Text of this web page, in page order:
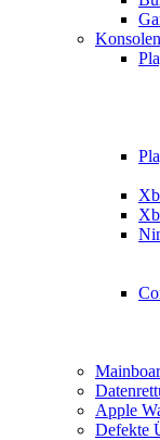
Apple
Defekte